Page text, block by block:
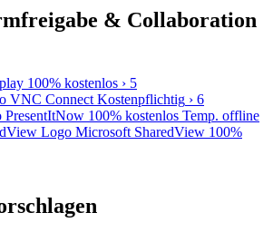
& Collaboration
100% kostenlos › 5
VNC Connect Kostenpflichtig › 6
PresentItNow 100% kostenlos Temp. offline
Microsoft SharedView 100%